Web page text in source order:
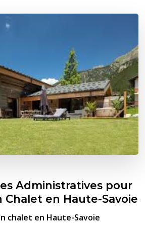
Administratives pour
Chalet en Haute-Savoie
chalet en Haute-Savoie